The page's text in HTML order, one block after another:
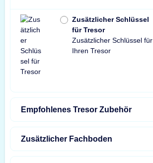
Zusätzlicher Schlüssel
für Tresor
Zusätzlicher Schlüssel für
Ihren Tresor
Empfohlenes Tresor Zubehör
Zusätzlicher Fachboden